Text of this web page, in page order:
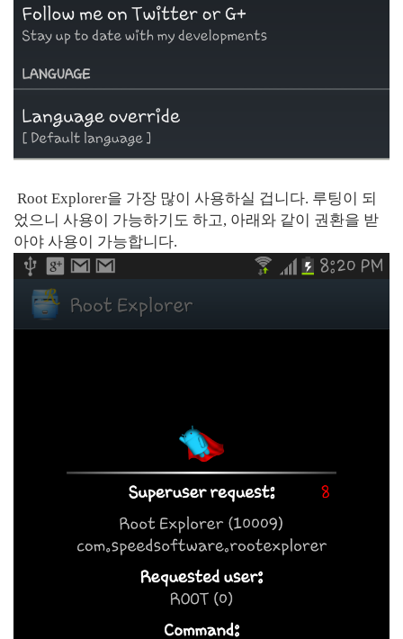
Root Explorer을 가장 많이 사용하실 겁니다. 루팅이 되
었으니 사용이 가능하기도 하고, 아래와 같이 권환을 받
아야 사용이 가능합니다.